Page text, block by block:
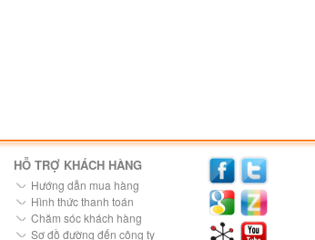
HỖ TRỢ KHÁCH HÀNG
Hướng dẫn mua hàng
Hình thức thanh toán
Chăm sóc khách hàng
Sơ đồ đường đến công ty